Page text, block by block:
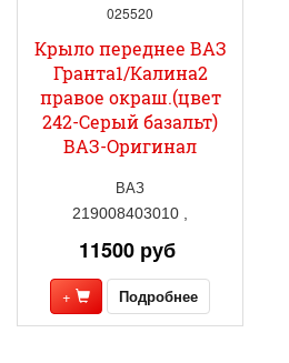
025520
Крыло переднее ВАЗ
Гранта1/Калина2
правое окраш.(цвет
242-Серый базальт)
ВАЗ-Оригинал
ВАЗ
219008403010 ,
11500 руб
+ Подробнее